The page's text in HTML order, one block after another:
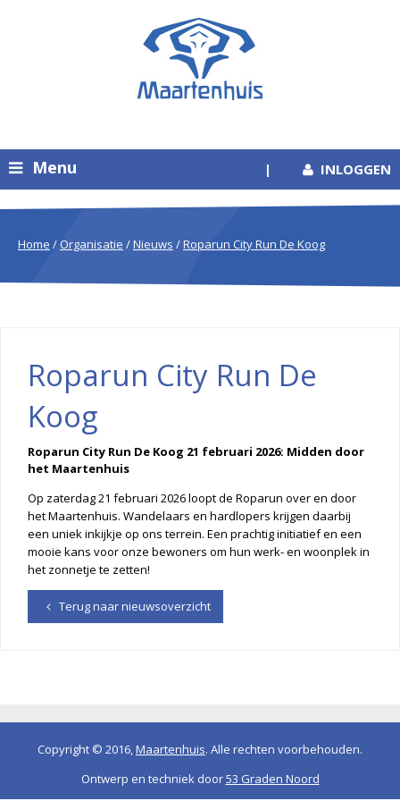
Menu | INLOGGEN
Home /Organisatie /Nieuws /Roparun City Run De Koog
Roparun City Run De
Koog
Roparun City Run De Koog 21 februari 2026: Midden door
het Maartenhuis
Op zaterdag 21 februari 2026 loopt de Roparun over en door
het Maartenhuis. Wandelaars en hardlopers krijgen daarbij
een uniek inkijkje op ons terrein. Een prachtig initiatief en een
mooie kans voor onze bewoners om hun werk- en woonplek in
het zonnetje te zetten!
Terug naar nieuwsoverzicht
Copyright © 2016, Maartenhuis. Alle rechten voorbehouden.
Ontwerp en techniek door53 Graden Noord